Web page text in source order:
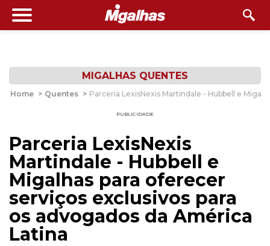
MIGALHAS QUENTES
Home > Quentes > Parceria LexisNexis Martindale - Hubbell e
PUBLICIDADE
Parceria LexisNexis
Martindale - Hubbell e
Migalhas para oferecer
serviços exclusivos para
os advogados da América
Latina